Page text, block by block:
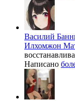
Василий
Илхомжон
Написано